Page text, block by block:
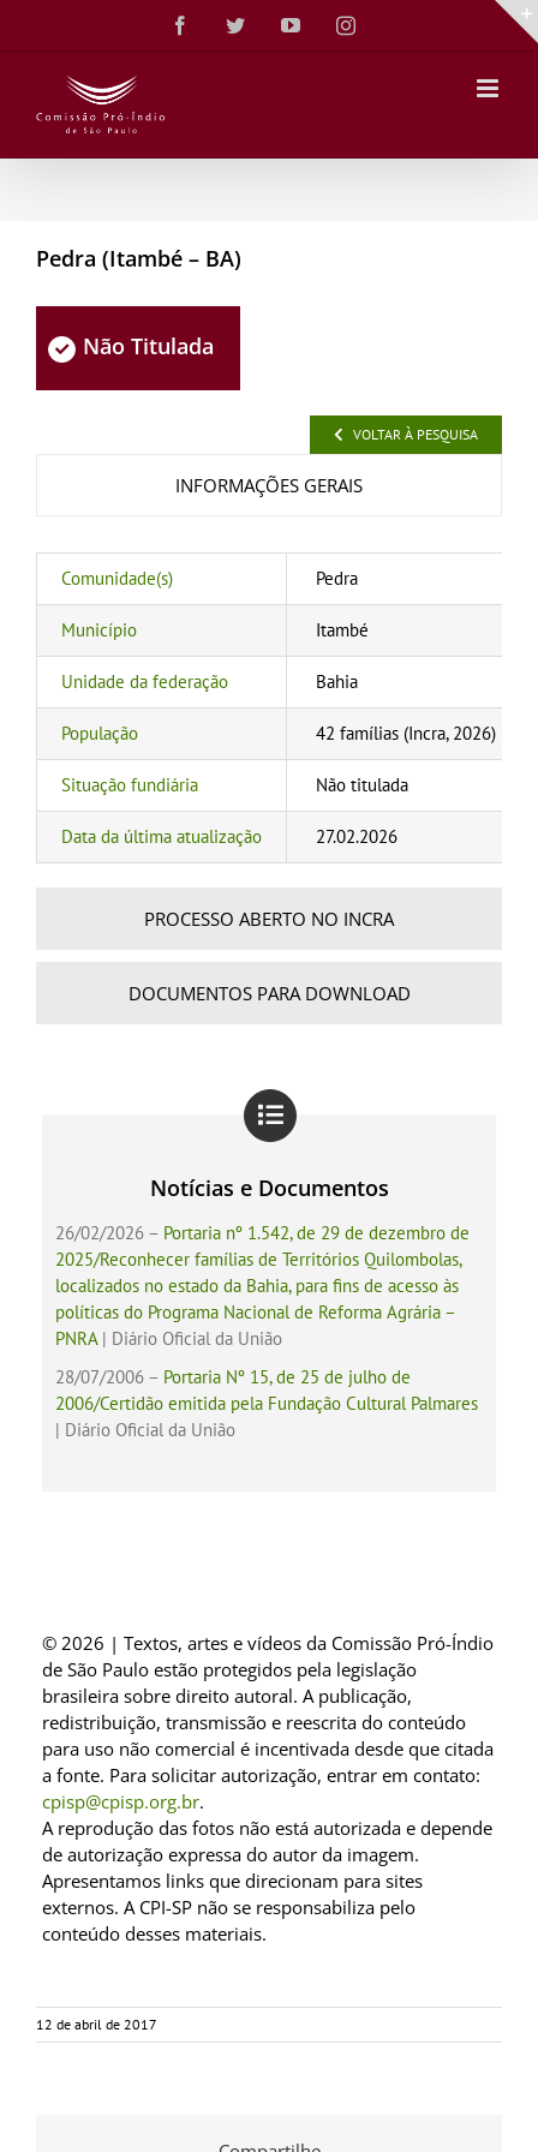
conteúdo
FacebookTwitterYouTubeInstagram
Pedra (Itambé – BA)
Não Titulada
VOLTAR À PESQUISA
INFORMAÇÕES GERAIS
Comunidade(s) Pedra
Município Itambé
Unidade da federação Bahia
População 42 famílias (Incra, 2026)
Situação fundiária Não titulada
Data da última atualização 27.02.2026
PROCESSO ABERTO NO INCRA
DOCUMENTOS PARA DOWNLOAD
Notícias e Documentos
26/02/2026 – Portaria nº 1.542, de 29 de dezembro de
2025/Reconhecer famílias de Territórios Quilombolas,
localizados no estado da Bahia, para fins de acesso às
políticas do Programa Nacional de Reforma Agrária –
PNRA| Diário Oficial da União
28/07/2006 – Portaria Nº 15, de 25 de julho de
2006/Certidão emitida pela Fundação Cultural Palmares
| Diário Oficial da União
© 2026 | Textos, artes e vídeos da Comissão Pró-Índio
de São Paulo estão protegidos pela legislação
brasileira sobre direito autoral. A publicação,
redistribuição, transmissão e reescrita do conteúdo
para uso não comercial é incentivada desde que citada
a fonte. Para solicitar autorização, entrar em contato:
cpisp@cpisp.org.br.
A reprodução das fotos não está autorizada e depende
de autorização expressa do autor da imagem.
Apresentamos links que direcionam para sites
externos. A CPI-SP não se responsabiliza pelo
conteúdo desses materiais.
12 de abril de 2017